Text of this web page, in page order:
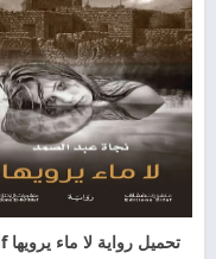
تحميل رواية لا ماء يرويها pdf